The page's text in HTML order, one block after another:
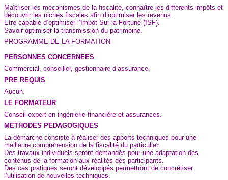
Maîtriser les mécanismes de la fiscalité, connaître les différents impôts et
découvrir les niches fiscales afin d’optimiser les revenus.
Etre capable d’optimiser l’Impôt Sur la Fortune (ISF).
Savoir optimiser la transmission du patrimoine.
PROGRAMME DE LA FORMATION
PERSONNES CONCERNEES
Commercial, conseiller, gestionnaire d’assurance.
PRE REQUIS
Aucun.
LE FORMATEUR
Conseil-expert en ingénierie financière et assurances.
METHODES PEDAGOGIQUES
La démarche consiste à réaliser des apports techniques pour une
meilleure compréhension de la fiscalité du particulier.
Des travaux individuels seront demandés pour une adaptation des
contenus de la formation aux réalités des participants.
Des cas pratiques seront développés permettront de concrétiser
l’utilisation de nouvelles techniques.